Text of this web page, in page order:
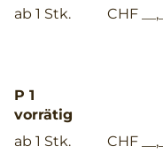
ab 1 Stk.
CHF
P 1
vorrätig
ab 1 Stk.
CHF